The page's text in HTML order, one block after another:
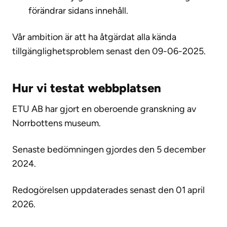
förändrar sidans innehåll.
Vår ambition är att ha åtgärdat alla kända
tillgänglighetsproblem senast den 09-06-2025.
Hur vi testat webbplatsen
ETU AB har gjort en oberoende granskning av
Norrbottens museum.
Senaste bedömningen gjordes den 5 december
2024.
Redogörelsen uppdaterades senast den 01 april
2026.